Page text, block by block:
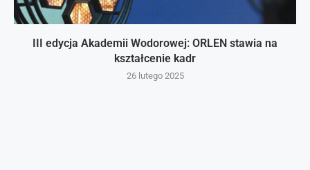
III edycja Akademii Wodorowej: ORLEN stawia na
kształcenie kadr
26 lutego 2025